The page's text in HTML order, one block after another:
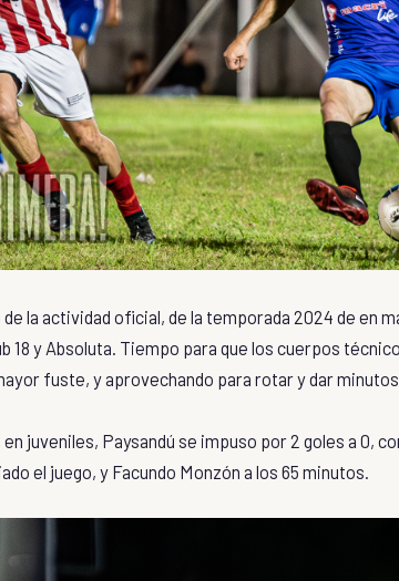
de la actividad oficial, de la temporada 2024 de en
18 y Absoluta. Tiempo para que los cuerpos
fuste, y aprovechando para rotar y dar minutos
juveniles, Paysandú se impuso por 2 goles a 0,
el juego, y Facundo Monzón a los 65 minutos.